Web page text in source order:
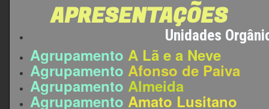
Unidades
Agrupamento A Lã e a Neve
Agrupamento Afonso de Paiva
Agrupamento Almeida
Agrupamento Amato Lusitano
APRESENTAÇÕES